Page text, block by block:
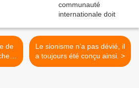
Le sionisme n’a pas dévié, il
a toujours été conçu ainsi. >